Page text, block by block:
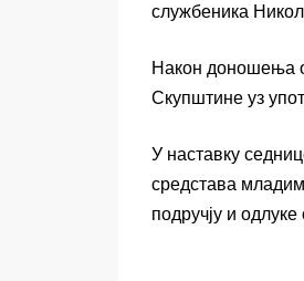
службеника
Након доношења
Скупштине уз
У наставку
средстава
подручју и